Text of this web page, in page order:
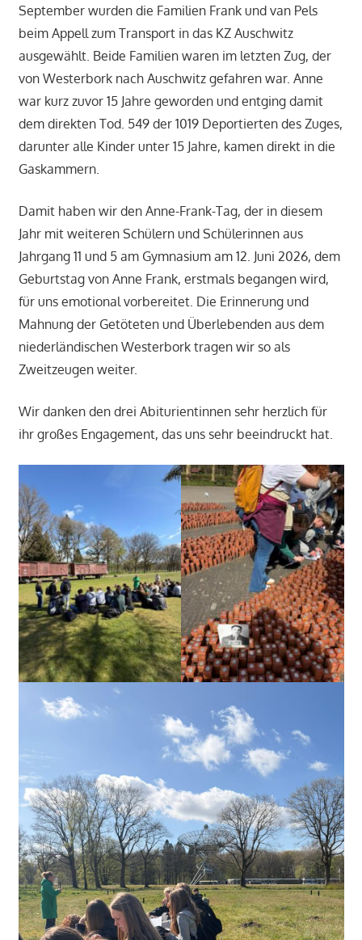
September wurden die Familien Frank und van Pels
beim Appell zum Transport in das KZ Auschwitz
ausgewählt. Beide Familien waren im letzten Zug, der
von Westerbork nach Auschwitz gefahren war. Anne
war kurz zuvor 15 Jahre geworden und entging damit
dem direkten Tod. 549 der 1019 Deportierten des Zuges,
darunter alle Kinder unter 15 Jahre, kamen direkt in die
Gaskammern.
Damit haben wir den Anne-Frank-Tag, der in diesem
Jahr mit weiteren Schülern und Schülerinnen aus
Jahrgang 11 und 5 am Gymnasium am 12. Juni 2026, dem
Geburtstag von Anne Frank, erstmals begangen wird,
für uns emotional vorbereitet. Die Erinnerung und
Mahnung der Getöteten und Überlebenden aus dem
niederländischen Westerbork tragen wir so als
Zweitzeugen weiter.
Wir danken den drei Abiturientinnen sehr herzlich für
ihr großes Engagement, das uns sehr beeindruckt hat.